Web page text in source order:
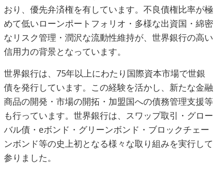
おり、優先弁済権を有しています。不良債権比率が極
めて低いローンポートフォリオ・多様な出資国・綿密
なリスク管理・潤沢な流動性維持が、世界銀行の高い
信用力の背景となっています。
世界銀行は、75年以上にわたり国際資本市場で世銀
債を発行しています。この経験を活かし、新たな金融
商品の開発・市場の開拓・加盟国への債務管理支援等
も行っています。世界銀行は、スワップ取引・グロー
バル債・eボンド・グリーンボンド・ブロックチェー
ンボンド等の史上初となる様々な取り組みを実行して
参りました。